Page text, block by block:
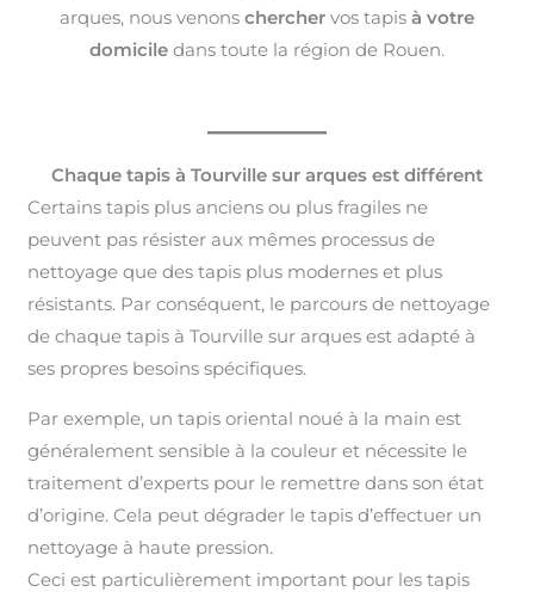
arques, nous venons chercher vos tapis à votre
domicile dans toute la région de Rouen.
Chaque tapis à Tourville sur arques est différent
Certains tapis plus anciens ou plus fragiles ne
peuvent pas résister aux mêmes processus de
nettoyage que des tapis plus modernes et plus
résistants. Par conséquent, le parcours de nettoyage
de chaque tapis à Tourville sur arques est adapté à
ses propres besoins spécifiques.
Par exemple, un tapis oriental noué à la main est
généralement sensible à la couleur et nécessite le
traitement d’experts pour le remettre dans son état
d’origine. Cela peut dégrader le tapis d’effectuer un
nettoyage à haute pression.
Ceci est particulièrement important pour les tapis